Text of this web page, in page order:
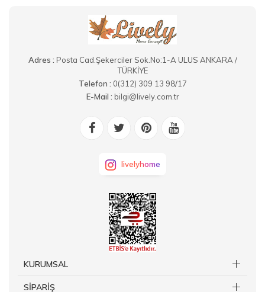
Adres : Posta Cad.Şekerciler Sok.No:1-A ULUS ANKARA /
TÜRKİYE
Telefon : 0(312) 309 13 98/17
E-Mail : bilgi@lively.com.tr
livelyhome
KURUMSAL
SİPARİŞ